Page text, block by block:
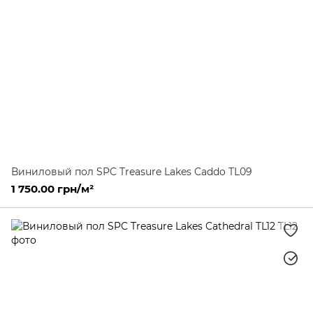
Виниловый пол SPC Treasure Lakes Caddo TL09
1 750.00 грн/м²